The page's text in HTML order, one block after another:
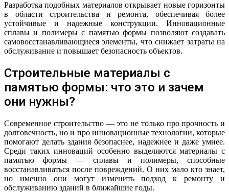
Разработка подобных материалов открывает новые горизонты
в области строительства и ремонта, обеспечивая более
устойчивые и надежные конструкции. Инновационные
сплавы и полимеры с памятью формы позволяют создавать
самовосстанавливающиеся элементы, что снижает затраты на
обслуживание и повышает безопасность объектов.
Строительные материалы с
памятью формы: что это и зачем
они нужны?
Современное строительство — это не только про прочность и
долговечность, но и про инновационные технологии, которые
помогают делать здания безопаснее, надежнее и даже умнее.
Среди таких инноваций особенно выделяются материалы с
памятью формы — сплавы и полимеры, способные
восстанавливаться после повреждений. О них мало кто знает,
но именно они могут изменить подход к ремонту и
обслуживанию зданий в ближайшие годы.